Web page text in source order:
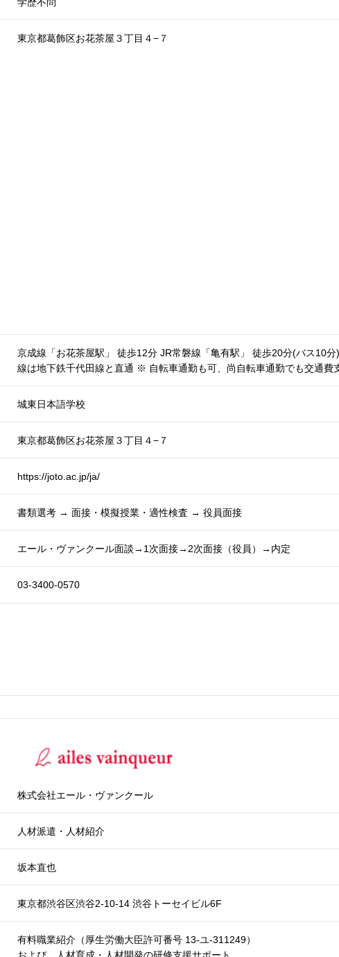
東京都葛飾区お花茶屋３丁目４−７
京成線「お花茶屋駅」 徒歩12分 JR常磐線「亀有駅」 徒歩20分(バス10
線は地下鉄千代田線と直通 ※ 自転車通勤も可、尚自転車通勤でも交通費
城東日本語学校
東京都葛飾区お花茶屋３丁目４−７
https://joto.ac.jp/ja/
書類選考 → 面接・模擬授業・適性検査 → 役員面接
エール・ヴァンクール面談→1次面接→2次面接（役員）→内定
03-3400-0570
株式会社エール・ヴァンクール
人材派遣・人材紹介
坂本直也
東京都渋谷区渋谷2-10-14 渋谷トーセイビル6F
有料職業紹介（厚生労働大臣許可番号 13-ユ-311249）